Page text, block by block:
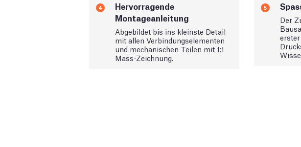
4
Hervorragende
Montageanleitung
Abgebildet bis ins kleinste Detail
mit allen Verbindungselementen
und mechanischen Teilen mit 1:1
Mass-Zeichnung.
5
Der